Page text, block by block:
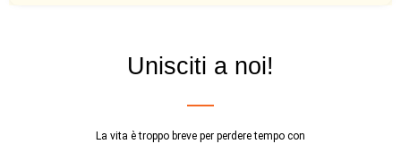
Unisciti a noi!
La vita è troppo breve per perdere tempo con